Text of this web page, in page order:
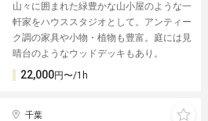
山々に囲まれた緑豊かな山小屋のような一
軒家をハウススタジオとして。アンティー
ク調の家具や小物・植物も豊富。庭には見
晴台のようなウッドデッキもあり。
22,000円〜/1h
千葉